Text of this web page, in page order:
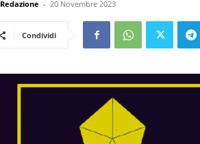
Redazione - 20 Novembre 2023
Condividi